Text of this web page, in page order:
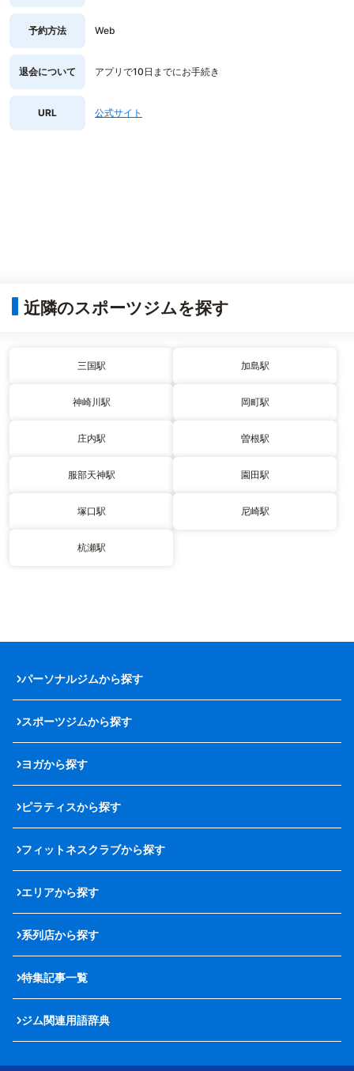
予約方法 Web
退会について アプリで10日までにお手続き
URL 公式サイト
近隣のスポーツジムを探す
三国駅 加島駅
神崎川駅 岡町駅
庄内駅 曽根駅
服部天神駅 園田駅
塚口駅 尼崎駅
杭瀬駅
パーソナルジムから探す
スポーツジムから探す
ヨガから探す
ピラティスから探す
フィットネスクラブから探す
エリアから探す
系列店から探す
特集記事一覧
ジム関連用語辞典